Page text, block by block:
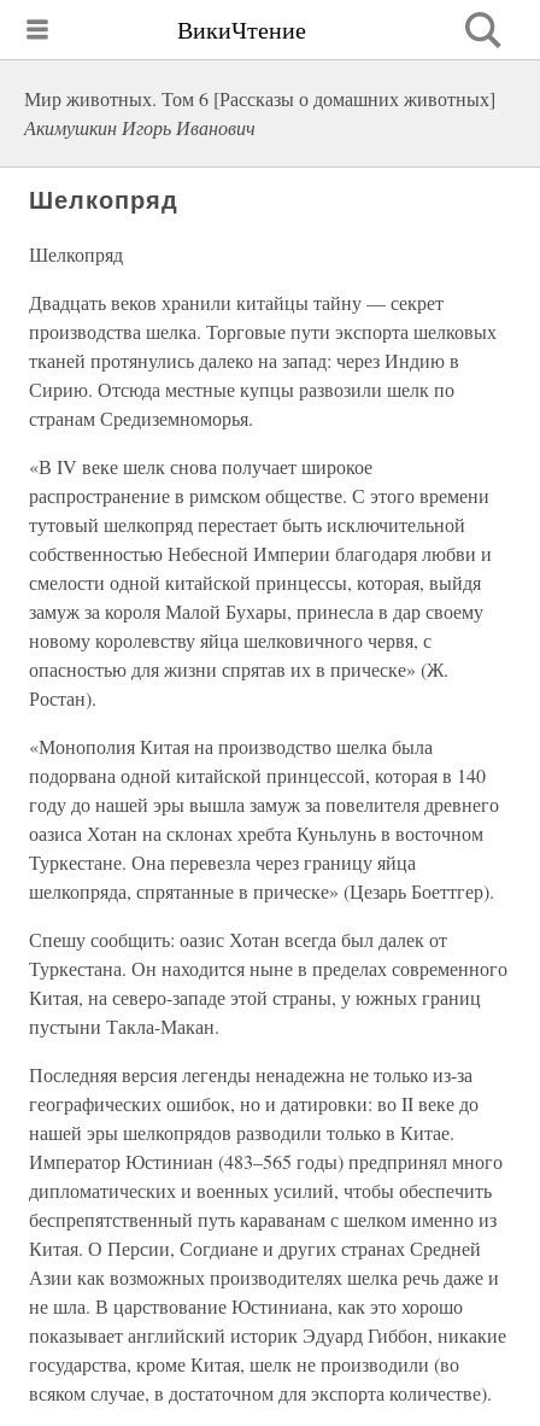
ВикиЧтение
Мир животных. Том 6 [Рассказы о домашних животных]
Акимушкин Игорь Иванович
Шелкопряд
Шелкопряд
Двадцать веков хранили китайцы тайну — секрет
производства шелка. Торговые пути экспорта шелковых
тканей протянулись далеко на запад: через Индию в
Сирию. Отсюда местные купцы развозили шелк по
странам Средиземноморья.
«В IV веке шелк снова получает широкое
распространение в римском обществе. С этого времени
тутовый шелкопряд перестает быть исключительной
собственностью Небесной Империи благодаря любви и
смелости одной китайской принцессы, которая, выйдя
замуж за короля Малой Бухары, принесла в дар своему
новому королевству яйца шелковичного червя, с
опасностью для жизни спрятав их в прическе» (Ж.
Ростан).
«Монополия Китая на производство шелка была
подорвана одной китайской принцессой, которая в 140
году до нашей эры вышла замуж за повелителя древнего
оазиса Хотан на склонах хребта Куньлунь в восточном
Туркестане. Она перевезла через границу яйца
шелкопряда, спрятанные в прическе» (Цезарь Боеттгер).
Спешу сообщить: оазис Хотан всегда был далек от
Туркестана. Он находится ныне в пределах современного
Китая, на северо-западе этой страны, у южных границ
пустыни Такла-Макан.
Последняя версия легенды ненадежна не только из-за
географических ошибок, но и датировки: во II веке до
нашей эры шелкопрядов разводили только в Китае.
Император Юстиниан (483–565 годы) предпринял много
дипломатических и военных усилий, чтобы обеспечить
беспрепятственный путь караванам с шелком именно из
Китая. О Персии, Согдиане и других странах Средней
Азии как возможных производителях шелка речь даже и
не шла. В царствование Юстиниана, как это хорошо
показывает английский историк Эдуард Гиббон, никакие
государства, кроме Китая, шелк не производили (во
всяком случае, в достаточном для экспорта количестве).